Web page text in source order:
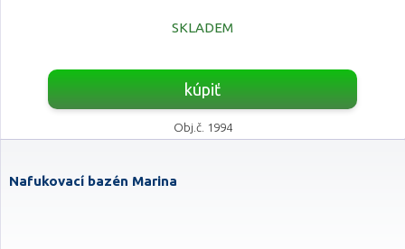
SKLADEM
kúpiť
Obj.č. 1994
Nafukovací bazén Marina